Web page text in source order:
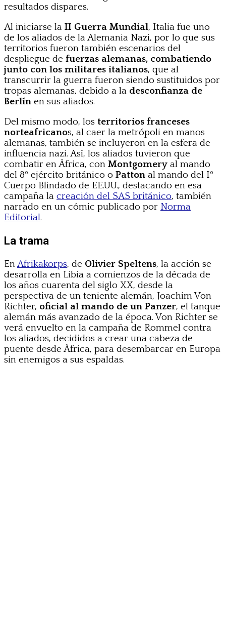
resultados dispares.
Al iniciarse la II Guerra Mundial, Italia fue uno
de los aliados de la Alemania Nazi, por lo que sus
territorios fueron también escenarios del
despliegue de fuerzas alemanas, combatiendo
junto con los militares italianos, que al
transcurrir la guerra fueron siendo sustituidos por
tropas alemanas, debido a la desconfianza de
Berlín en sus aliados.
Del mismo modo, los territorios franceses
norteafricanos, al caer la metrópoli en manos
alemanas, también se incluyeron en la esfera de
influencia nazi. Así, los aliados tuvieron que
combatir en África, con Montgomery al mando
del 8º ejército británico o Patton al mando del Iº
Cuerpo Blindado de EE.UU., destacando en esa
campaña la creación del SAS británico, también
narrado en un cómic publicado por Norma
Editorial.
La trama
EnAfrikakorps, de Olivier Speltens, la acción se
desarrolla en Libia a comienzos de la década de
los años cuarenta del siglo XX, desde la
perspectiva de un teniente alemán, Joachim Von
Richter, oficial al mando de un Panzer, el tanque
alemán más avanzado de la época. Von Richter se
verá envuelto en la campaña de Rommel contra
los aliados, decididos a crear una cabeza de
puente desde África, para desembarcar en Europa
sin enemigos a sus espaldas.